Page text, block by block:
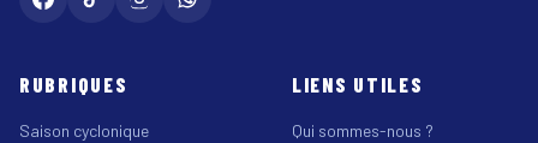
RUBRIQUES
Saison cyclonique
LIENS UTILES
Qui sommes-nous ?